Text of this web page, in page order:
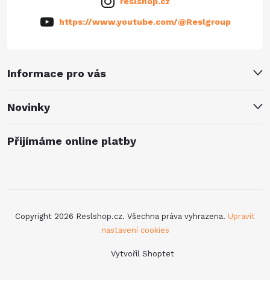
Informace pro vás
Novinky
https://www.youtube.com/@Reslgroup
Přijímáme online platby
Vytvořil Shoptet
Copyright 2026 Reslshop.cz. Všechna práva vyhrazena. Upravit
nastavení cookies